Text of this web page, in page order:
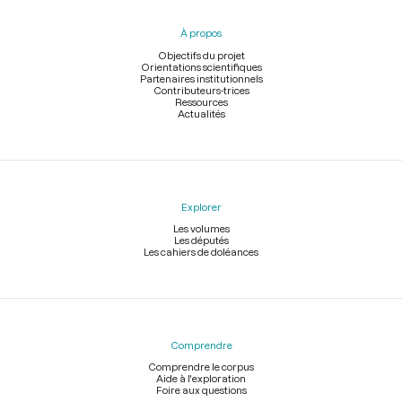
À propos
Objectifs du projet
Orientations scientifiques
Partenaires institutionnels
Contributeurs-trices
Ressources
Actualités
Explorer
Les volumes
Les députés
Les cahiers de doléances
Comprendre
Comprendre le corpus
Aide à l'exploration
Foire aux questions